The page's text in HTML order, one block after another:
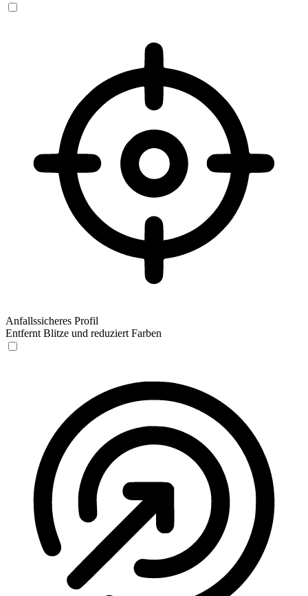
Anfallssicheres Profil
Entfernt Blitze und reduziert Farben